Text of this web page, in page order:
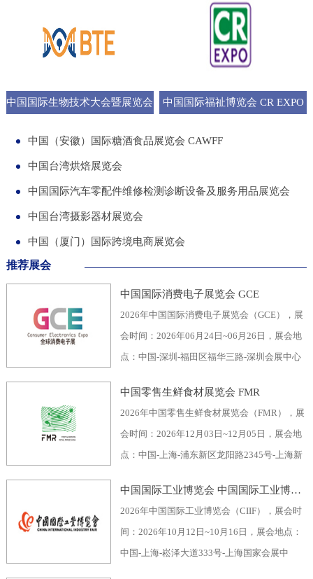
中国国际生物技术大会暨展览会 中国国际福祉博览会 CR EXPO
中国（安徽）国际糖酒食品展览会 CAWFF
中国台湾烘焙展览会
中国国际汽车零配件维修检测诊断设备及服务用品展览会
中国台湾摄影器材展览会
中国（厦门）国际跨境电商展览会
推荐展会
中国国际消费电子展览会 GCE
2026年中国国际消费电子展览会（GCE），展
会时间：2026年06月24日~06月26日，展会地
点：中国-深圳-福田区福华三路-深圳会展中心
深圳振华展览有限公司，举办周期：一年一
届，展会面积：40000平米，参展观众：60000
人，参展商数量及参展品牌达到400家。2026
全球消费电子展暨深圳国际消费电子展览
会“GCE”，致力于为全球消费电子生产企业、
中国零售生鲜食材展览会 FMR
2026年中国零售生鲜食材展览会（FMR），展
会时间：2026年12月03日~12月05日，展会地
点：中国-上海-浦东新区龙阳路2345号-上海新
企业协会自有品牌专业委员会，举办周期：一
年一届，展会面积：70000平米，参展观众：
30000人，参展商数量及参展品牌达到1500
家。中国零售生鲜食材展览会FMR（国际生鲜
中国国际工业博览会 中国国际工业博览会 CIIF
2026年中国国际工业博览会（CIIF），展会时
间：2026年10月12日~10月16日，展会地点：
中国-上海-崧泽大道333号-上海国家会展中